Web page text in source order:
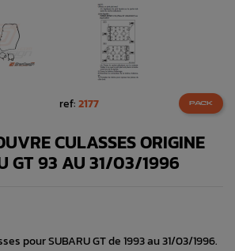
ref:2177 PACK
CULASSES ORIGINE
GT 93 AU 31/03/1996
pour SUBARU GT de 1993 au 31/03/1996.